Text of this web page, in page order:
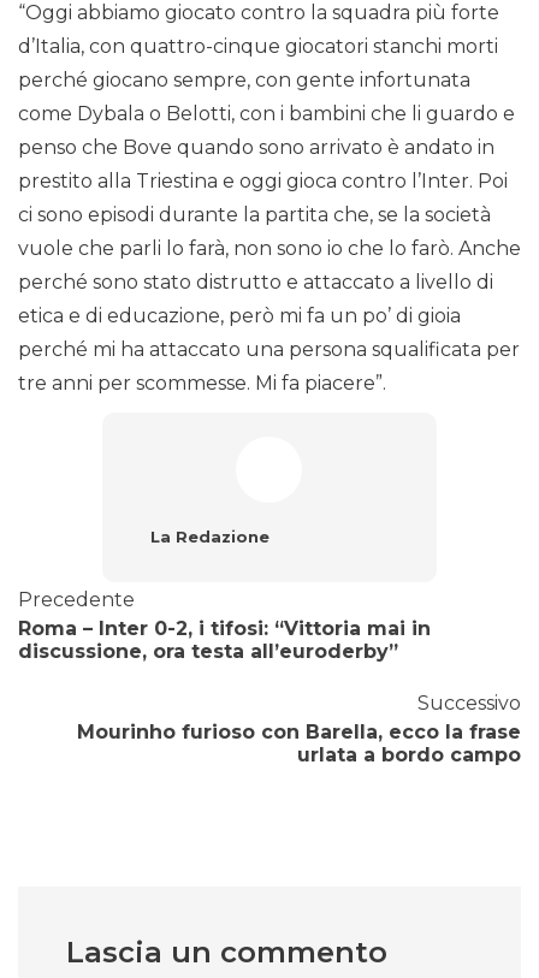
“Oggi abbiamo giocato contro la squadra più forte
d’Italia, con quattro-cinque giocatori stanchi morti
perché giocano sempre, con gente infortunata
come Dybala o Belotti, con i bambini che li guardo e
penso che Bove quando sono arrivato è andato in
prestito alla Triestina e oggi gioca contro l’Inter. Poi
ci sono episodi durante la partita che, se la società
vuole che parli lo farà, non sono io che lo farò. Anche
perché sono stato distrutto e attaccato a livello di
etica e di educazione, però mi fa un po’ di gioia
perché mi ha attaccato una persona squalificata per
tre anni per scommesse. Mi fa piacere”.
La Redazione
Precedente
Roma – Inter 0-2, i tifosi: “Vittoria mai in
discussione, ora testa all’euroderby”
Successivo
Mourinho furioso con Barella, ecco la frase
urlata a bordo campo
Lascia un commento